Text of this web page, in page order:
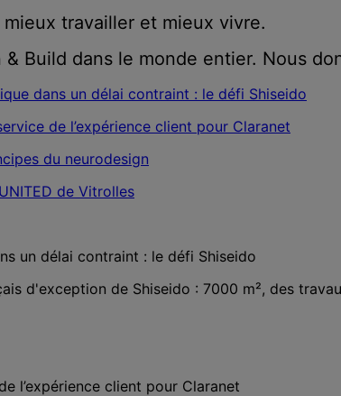
travailler et mieux vivre.
Build dans le monde entier. Nous
un délai contraint : le défi Shiseido
d'exception de Shiseido : 7000 m², des
l’expérience client pour Claranet